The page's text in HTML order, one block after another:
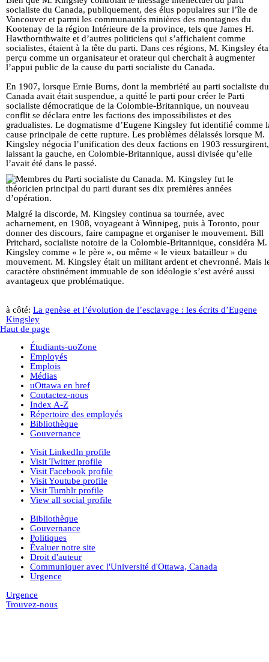
socialiste du Canada, publiquement, des élus populaires sur l’île de
Vancouver et parmi les communautés minières des montagnes du
Kootenay de la région Intérieure de la province, tels que James H.
Hawthornthwaite et d’autres politiciens qui s’affichaient comme
socialistes, étaient à la tête du parti. Dans ces régions, M. Kingsley
perçu comme un organisateur et orateur qui cherchait à augmenter
l’appui public de la cause du parti socialiste du Canada.
En 1907, lorsque Ernie Burns, dont la membriété au parti socialiste du
Canada avait était suspendue, a quitté le parti pour créer le Parti
socialiste démocratique de la Colombie-Britannique, un nouveau
conflit se déclara entre les factions des impossibilistes et des
gradualistes. Le dogmatisme d’Eugene Kingsley fut identifié comme
cause principale de cette rupture. Les problèmes délaissés lorsque M.
Kingsley négocia l’unification des deux factions en 1903 ressurgirent,
laissant la gauche, en Colombie-Britannique, aussi divisée qu’elle
l’avait été dans le passé.
Malgré la discorde, M. Kingsley continua sa tournée, avec
acharnement, en 1908, voyageant à Winnipeg, puis à Toronto, pour
donner des discours, faire campagne et organiser le mouvement. Bill
Pritchard, socialiste notoire de la Colombie-Britannique, considéra M.
Kingsley comme « le père », ou même « le vieux batailleur » du
mouvement. M. Kingsley était un militant ardent et chevronné. Mais
caractère obstinément immuable de son idéologie s’est avéré aussi
avantageux que problématique.
à côté: La genèse et l’évolution de l’esclavage : les écrits d’Eugene
Kingsley
Haut de page
Étudiants-uoZone
Employés
Emplois
Médias
uOttawa en bref
Contactez-nous
Index A-Z
Répertoire des employés
Bibliothèque
Gouvernance
Visit LinkedIn profile
Visit Twitter profile
Visit Facebook profile
Visit Youtube profile
Visit Tumblr profile
View all social profile
Bibliothèque
Gouvernance
Politiques
Évaluer notre site
Droit d'auteur
Communiquer avec l'Université d'Ottawa, Canada
Urgence
Urgence
Trouvez-nous